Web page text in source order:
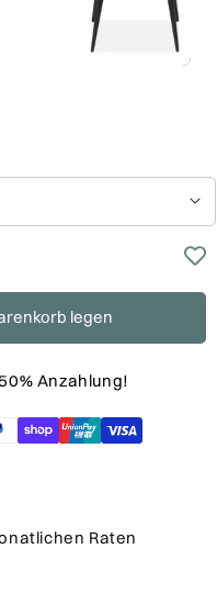
legen
Anzahlung!
Raten